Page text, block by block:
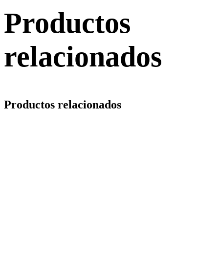
Productos
relacionados
Productos relacionados